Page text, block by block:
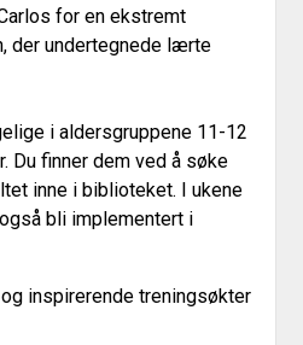
for en ekstremt
der undertegnede lærte
i aldersgruppene 11-12
Du finner dem ved å søke
inne i biblioteket. I ukene
bli implementert i
inspirerende treningsøkter